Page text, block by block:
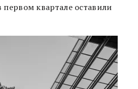
квартале оставили